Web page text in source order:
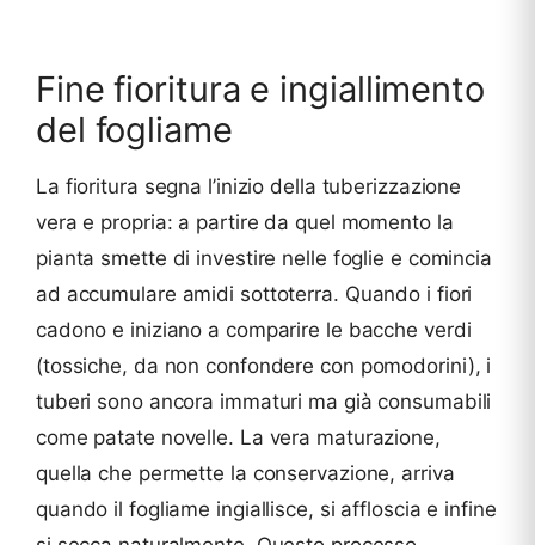
Fine fioritura e ingiallimento
del fogliame
La fioritura segna l’inizio della tuberizzazione
vera e propria: a partire da quel momento la
pianta smette di investire nelle foglie e comincia
ad accumulare amidi sottoterra. Quando i fiori
cadono e iniziano a comparire le bacche verdi
(tossiche, da non confondere con pomodorini), i
tuberi sono ancora immaturi ma già consumabili
come patate novelle. La vera maturazione,
quella che permette la conservazione, arriva
quando il fogliame ingiallisce, si affloscia e infine